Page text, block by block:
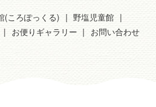
(ころぽっくる)
野塩児童館
お便りギャラリー お問い合わせ